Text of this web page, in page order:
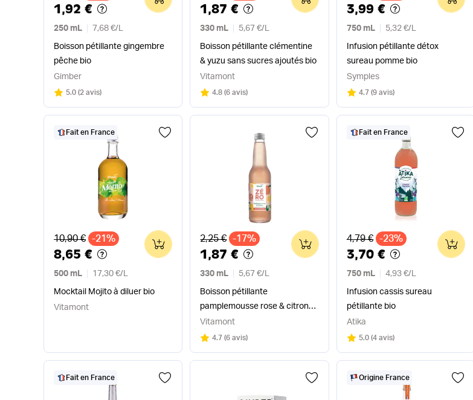
1,92 €
250 mL 7,68 €/L
Boisson pétillante gingembre
pêche bio
Gimber
Note
5.0 sur 5
(2 avis)
1,87 €
330 mL 5,67 €/L
Boisson pétillante clémentine
& yuzu sans sucres ajoutés bio
Vitamont
Note
4.8sur 5
(6 avis)
3,99 €
750 mL 5,32 €/L
Infusion pétillante détox
sureau pomme bio
Symples
Note
4.7 sur 5
(9 avis)
Fait en France
Ancien prix
10,90 € -21%
8,65 €
500 mL 17,30 €/L
Mocktail Mojito à diluer bio
0
Vitamont
Ancien prix
2,25 € -17%
1,87 €
330 mL 5,67 €/L
Boisson pétillante
pamplemousse rose & citron
sans sucres ajoutés bio
0
Vitamont
Note
4.7sur 5
(6 avis)
Fait en France
Ancien prix
4,79 € -23%
3,70 €
750 mL 4,93 €/L
Infusion cassis sureau
pétillante bio
0
Atika
Note
5.0 sur 5
(4 avis)
Fait en France Origine France